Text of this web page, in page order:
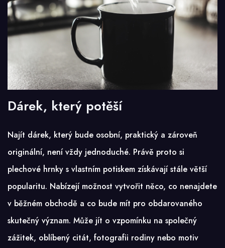
Dárek, který potěší
Najít dárek, který bude osobní, praktický a zároveň
originální, není vždy jednoduché. Právě proto si
plechové hrnky s vlastním potiskem získávají stále větší
popularitu. Nabízejí možnost vytvořit něco, co nenajdete
v běžném obchodě a co bude mít pro obdarovaného
skutečný význam. Může jít o vzpomínku na společný
zážitek, oblíbený citát, fotografii rodiny nebo motiv